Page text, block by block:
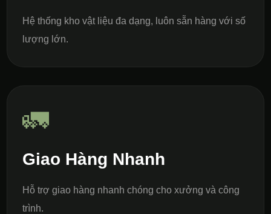
Hệ thống kho vật liệu đa dạng, luôn sẵn hàng với số
lượng lớn.
🚛
Giao Hàng Nhanh
Hỗ trợ giao hàng nhanh chóng cho xưởng và công
trình.